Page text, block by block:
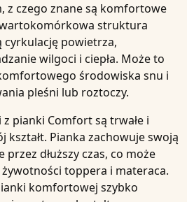
z czego znane są komfortowe
struktura
powietrza,
wilgoci i ciepła. Może to
środowiska snu i
pleśni lub roztoczy.
z pianki Comfortsą trwałe i
kształt. Pianka zachowuje swoją
dłuższy czas, co może
toppera i materaca.
komfortowej szybko